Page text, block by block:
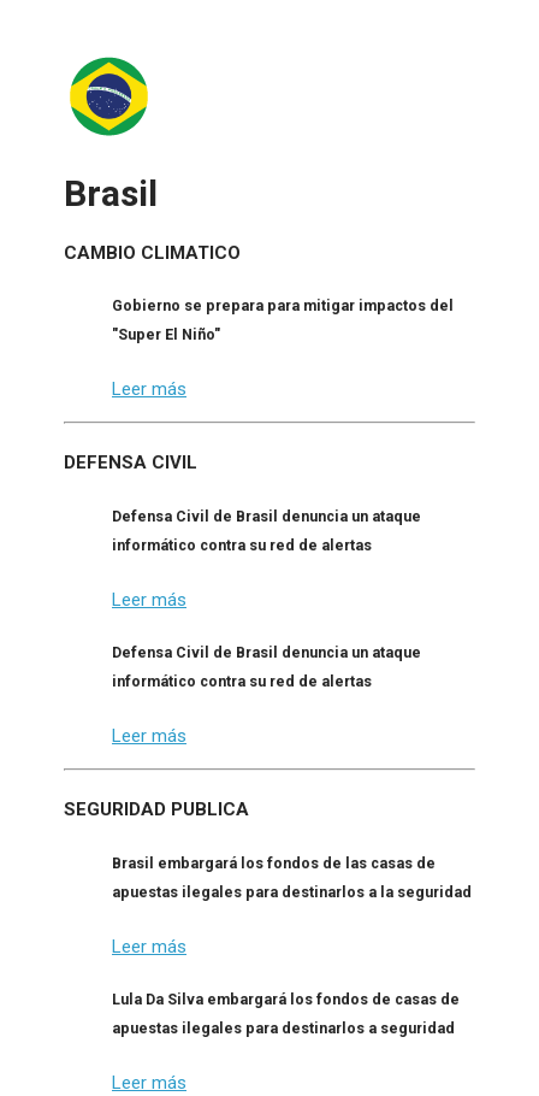
Brasil
CAMBIO CLIMATICO
Gobierno se prepara para mitigar impactos del
"Super El Niño"
Leer más
DEFENSA CIVIL
Defensa Civil de Brasil denuncia un ataque
informático contra su red de alertas
Leer más
Defensa Civil de Brasil denuncia un ataque
informático contra su red de alertas
Leer más
SEGURIDAD PUBLICA
Brasil embargará los fondos de las casas de
apuestas ilegales para destinarlos a la seguridad
Leer más
Lula Da Silva embargará los fondos de casas de
apuestas ilegales para destinarlos a seguridad
Leer más